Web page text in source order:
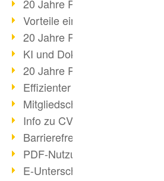
20 Jahre PDF/X (Teil 3)
Vorteile einer PDF-
20 Jahre PDF/X (Teil 2)
KI und Dokumenten-
20 Jahre PDF/X (Teil 1)
Effizienter Dokumenten
Mitgliedschaft PDF Association
Info zu CVE-2022-22965
Barrierefreiheit mehr als
PDF-Nutzung durch Pandemie
E-Unterschriften für Verwaltung